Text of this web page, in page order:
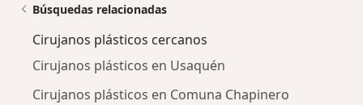
Búsquedas relacionadas
Cirujanos plásticos cercanos
Cirujanos plásticos en Usaquén
Cirujanos plásticos en Comuna Chapinero